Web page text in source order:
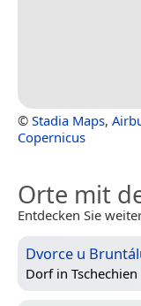
© Stadia Maps,
Copernicus
Orte mit
Entdecken Sie
Dvorce u
Dorf in Tschechien